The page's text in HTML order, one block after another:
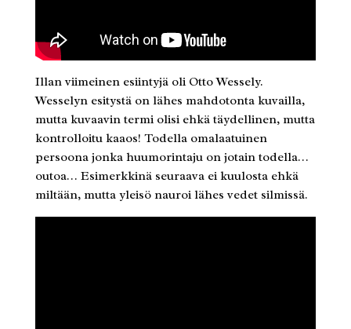
Illan viimeinen esiintyjä oli Otto Wessely.
Wesselyn esitystä on lähes mahdotonta kuvailla,
mutta kuvaavin termi olisi ehkä täydellinen, mutta
kontrolloitu kaaos! Todella omalaatuinen
persoona jonka huumorintaju on jotain todella…
outoa… Esimerkkinä seuraava ei kuulosta ehkä
miltään, mutta yleisö nauroi lähes vedet silmissä.